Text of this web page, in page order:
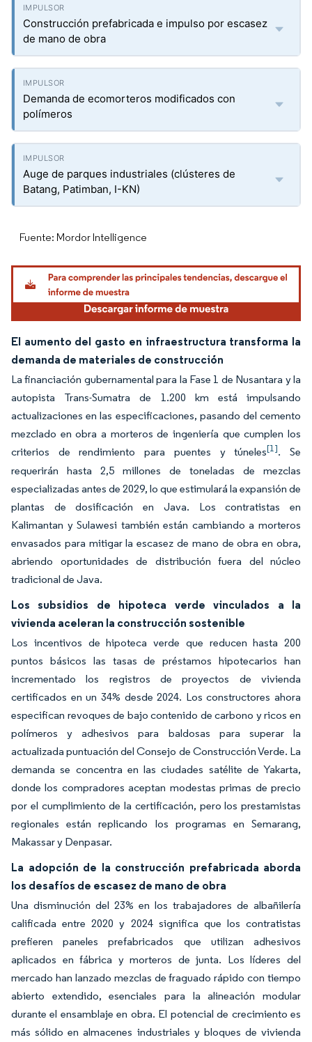
Construcción prefabricada e impulso por escasez
de mano de obra
Demanda de ecomorteros modificados con
polímeros
Auge de parques industriales (clústeres de
Batang, Patimban, I-KN)
Fuente: Mordor Intelligence
El aumento del gasto en infraestructura transforma la
demanda de materiales de construcción
La financiación gubernamental para la Fase 1 de Nusantara y la
autopista Trans-Sumatra de 1.200 km está impulsando
actualizaciones en las especificaciones, pasando del cemento
mezclado en obra a morteros de ingeniería que cumplen los
criterios de rendimiento para puentes y túneles[1]. Se
requerirán hasta 2,5 millones de toneladas de mezclas
especializadas antes de 2029, lo que estimulará la expansión de
plantas de dosificación en Java. Los contratistas en
Kalimantan y Sulawesi también están cambiando a morteros
envasados para mitigar la escasez de mano de obra en obra,
abriendo oportunidades de distribución fuera del núcleo
tradicional de Java.
Los subsidios de hipoteca verde vinculados a la
vivienda aceleran la construcción sostenible
Los incentivos de hipoteca verde que reducen hasta 200
puntos básicos las tasas de préstamos hipotecarios han
incrementado los registros de proyectos de vivienda
certificados en un 34% desde 2024. Los constructores ahora
especifican revoques de bajo contenido de carbono y ricos en
polímeros y adhesivos para baldosas para superar la
actualizada puntuación del Consejo de Construcción Verde. La
demanda se concentra en las ciudades satélite de Yakarta,
donde los compradores aceptan modestas primas de precio
por el cumplimiento de la certificación, pero los prestamistas
regionales están replicando los programas en Semarang,
Makassar y Denpasar.
La adopción de la construcción prefabricada aborda
los desafíos de escasez de mano de obra
Una disminución del 23% en los trabajadores de albañilería
calificada entre 2020 y 2024 significa que los contratistas
prefieren paneles prefabricados que utilizan adhesivos
aplicados en fábrica y morteros de junta. Los líderes del
mercado han lanzado mezclas de fraguado rápido con tiempo
abierto extendido, esenciales para la alineación modular
durante el ensamblaje en obra. El potencial de crecimiento es
más sólido en almacenes industriales y bloques de vivienda